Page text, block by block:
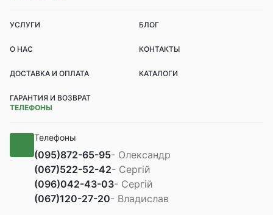
УСЛУГИ БЛОГ
О НАС КОНТАКТЫ
ДОСТАВКА И ОПЛАТА КАТАЛОГИ
ГАРАНТИЯ И ВОЗВРАТ
ТЕЛЕФОНЫ
Телефоны
(095)872-65-95- Олександр
(067)522-52-42- Сергій
(096)042-43-03- Сергій
(067)120-27-20- Владислав